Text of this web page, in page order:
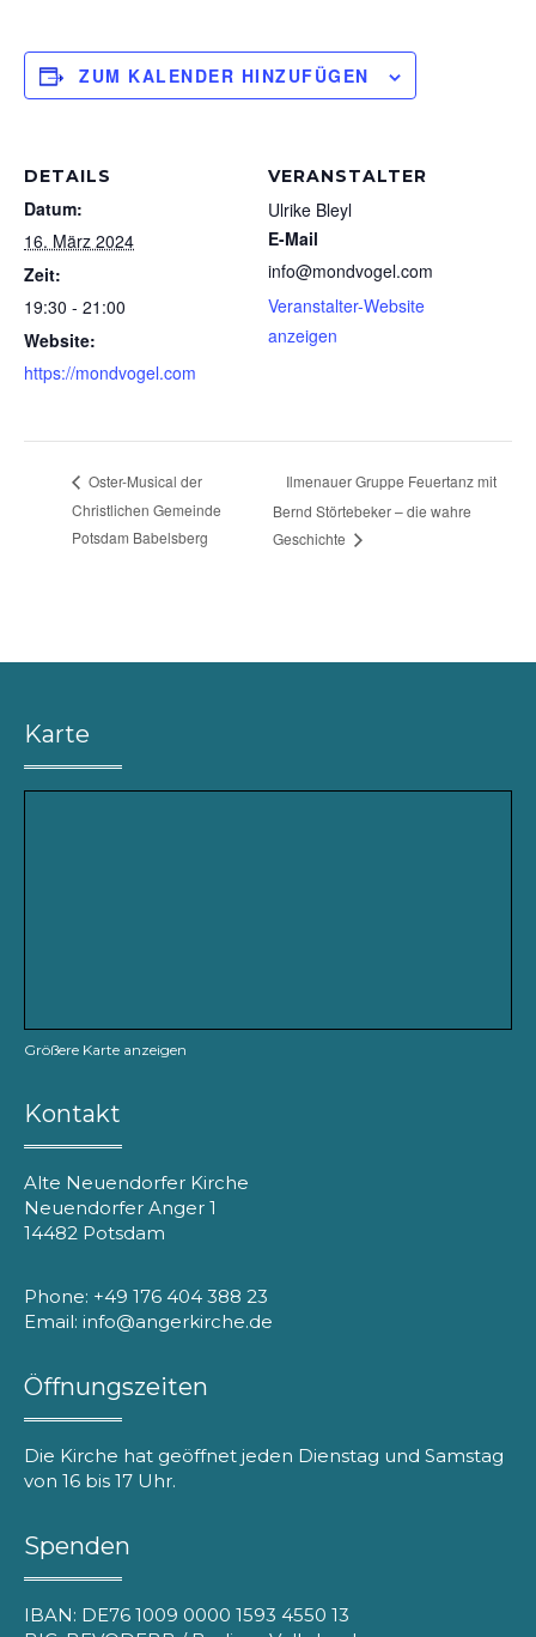
ZUM KALENDER HINZUFÜGEN
DETAILS
Datum:
16. März 2024
Zeit:
19:30 - 21:00
Website:
https://mondvogel.com
VERANSTALTER
Ulrike Bleyl
E-Mail
info@mondvogel.com
Veranstalter-Website
anzeigen
Oster-Musical der
Christlichen Gemeinde
Potsdam Babelsberg
Ilmenauer Gruppe Feuertanz mit
Bernd Störtebeker – die wahre
Geschichte
Karte
Größere Karte anzeigen
Kontakt
Alte Neuendorfer Kirche
Neuendorfer Anger 1
14482 Potsdam
Phone: +49 176 404 388 23
Email: info@angerkirche.de
Öffnungszeiten
Die Kirche hat geöffnet jeden Dienstag und Samstag
von 16 bis 17 Uhr.
Spenden
IBAN: DE76 1009 0000 1593 4550 13